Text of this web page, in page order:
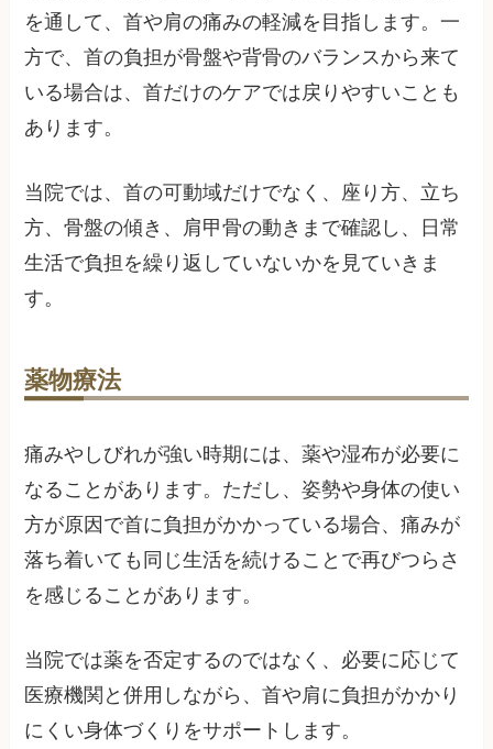
を通して、首や肩の痛みの軽減を目指します。一
方で、首の負担が骨盤や背骨のバランスから来て
いる場合は、首だけのケアでは戻りやすいことも
あります。
当院では、首の可動域だけでなく、座り方、立ち
方、骨盤の傾き、肩甲骨の動きまで確認し、日常
生活で負担を繰り返していないかを見ていきま
す。
薬物療法
痛みやしびれが強い時期には、薬や湿布が必要に
なることがあります。ただし、姿勢や身体の使い
方が原因で首に負担がかかっている場合、痛みが
落ち着いても同じ生活を続けることで再びつらさ
を感じることがあります。
当院では薬を否定するのではなく、必要に応じて
医療機関と併用しながら、首や肩に負担がかかり
にくい身体づくりをサポートします。